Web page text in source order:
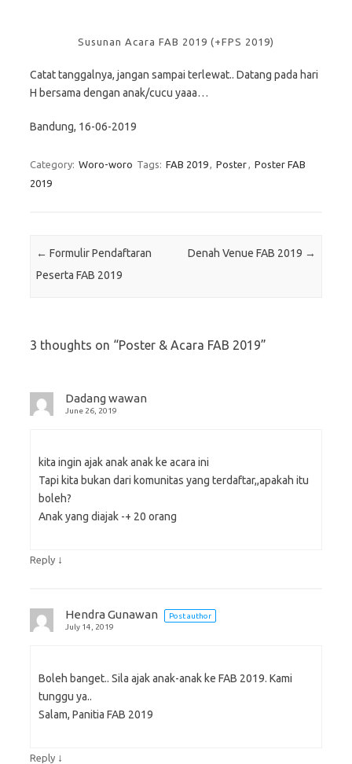
Susunan Acara FAB 2019 (+FPS 2019)
Catat tanggalnya, jangan sampai terlewat.. Datang pada hari
H bersama dengan anak/cucu yaaa…
Bandung, 16-06-2019
Category: Woro-woro Tags: FAB 2019, Poster, Poster FAB
2019
Post navigation
← Formulir Pendaftaran
Peserta FAB 2019
Denah Venue FAB 2019 →
3 thoughts on “Poster & Acara FAB 2019”
Dadang wawan
June 26, 2019
kita ingin ajak anak anak ke acara ini
Tapi kita bukan dari komunitas yang terdaftar,,apakah itu
boleh?
Anak yang diajak -+ 20 orang
Reply ↓
Hendra Gunawan
Post author
July 14, 2019
Boleh banget.. Sila ajak anak-anak ke FAB 2019. Kami
tunggu ya..
Salam, Panitia FAB 2019
Reply ↓